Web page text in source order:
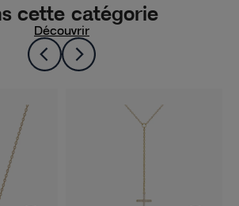
cette catégorie
Découvrir